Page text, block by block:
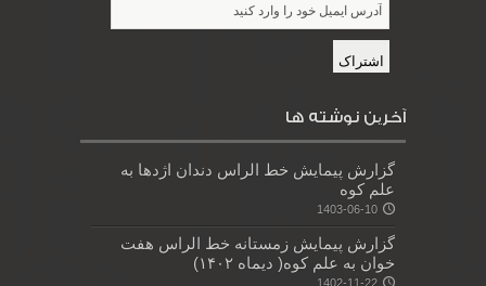
آخرین نوشته ها
گزارش پیمایش خط الراس دندان اژدها به
علم کوه
1403-06-10
گزارش پیمایش زمستانه خط الراس هفت
خوان به علم کوه( دیماه ۱۴۰۲)
1402-11-22